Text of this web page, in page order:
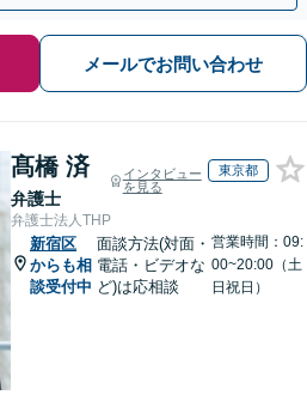
メールでお問い合わせ
髙橋 済
弁護士
インタビュー
を見る
東京都
弁護士法人THP
新宿区
からも相
談受付中
面談方法(対面・
電話・ビデオな
ど)は応相談
営業時間：09:
00~20:00（土
日祝日）